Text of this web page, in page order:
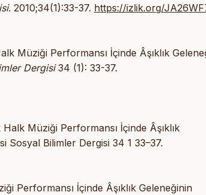
. 2010;34(1):33-37. https://izlik.org/
Müziği Performansı İçinde Âşıklık
Dergisi34 (1): 33-37.
Müziği Performansı İçinde Âşıklık
Sosyal Bilimler Dergisi 34 1 33–37.
Performansı İçinde Âşıklık Geleneğinin